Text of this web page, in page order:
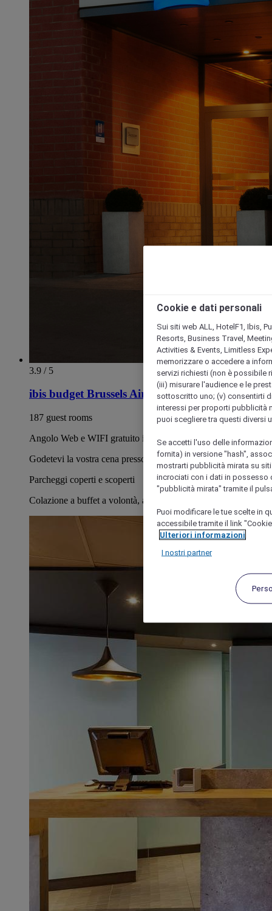
3.9 / 5
ibis budget Brussels Airport
187 guest rooms
Angolo Web e WIFI gratuito in tutto l'hotel
Godetevi la vostra cena presso il ristorante ibis Kitchen
Parcheggi coperti e scoperti
Colazione a buffet a volontà, a un prezzo eccezionale
Cookie e dati personali
Sui siti web ALL, HotelF1, Ibis,
Resorts, Business Travel,
Activities & Events, Limitless
memorizzare o accedere a
servizi richiesti (non è possibile
(iii) misurare l'audience e le
sottoscritto uno; (v) consentirti
interessi per proporti pubblicità
puoi scegliere tra questi diversi
Se accetti l'uso delle
fornita) in versione "hash",
mostrarti pubblicità mirata su
incrociati con i dati in possesso
"pubblicità mirata" tramite il
Puoi modificare le tue scelte in
accessibile tramite il link
Ulteriori informazioni
I nostri partner